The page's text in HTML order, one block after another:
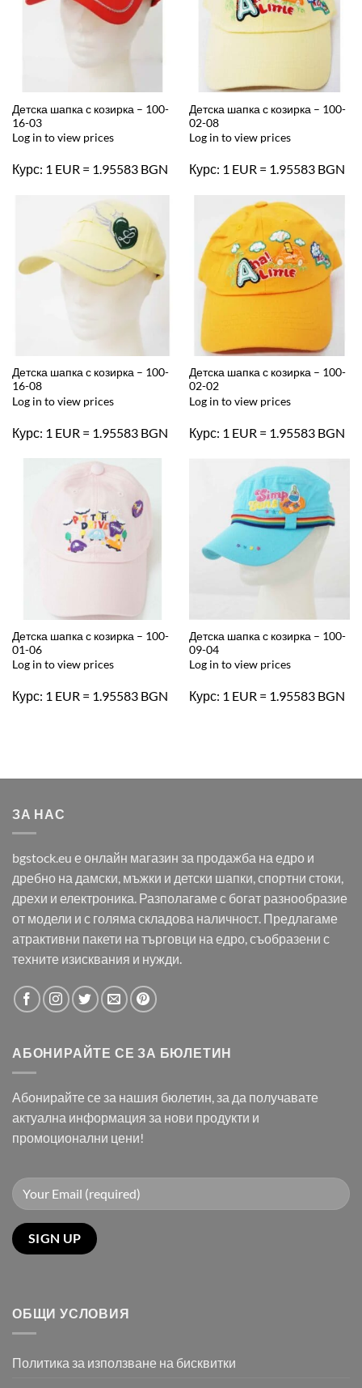
Детска шапка с козирка – 100-
16-03
Log in to view prices
Курс: 1 EUR = 1.95583 BGN
Детска шапка с козирка – 100-
02-08
Log in to view prices
Курс: 1 EUR = 1.95583 BGN
Детска шапка с козирка – 100-
16-08
Log in to view prices
Курс: 1 EUR = 1.95583 BGN
Детска шапка с козирка – 100-
02-02
Log in to view prices
Курс: 1 EUR = 1.95583 BGN
Детска шапка с козирка – 100-
01-06
Log in to view prices
Курс: 1 EUR = 1.95583 BGN
Детска шапка с козирка – 100-
09-04
Log in to view prices
Курс: 1 EUR = 1.95583 BGN
ЗА НАС
bgstock.eu е онлайн магазин за продажба на едро и
дребно на дамски, мъжки и детски шапки, спортни стоки,
дрехи и електроника. Разполагаме с богат разнообразие
от модели и с голяма складова наличност. Предлагаме
атрактивни пакети на търговци на едро, съобразени с
техните изисквания и нужди.
АБОНИРАЙТЕ СЕ ЗА БЮЛЕТИН
Абонирайте се за нашия бюлетин, за да получавате
актуална информация за нови продукти и
промоционални цени!
ОБЩИ УСЛОВИЯ
Политика за използване на бисквитки